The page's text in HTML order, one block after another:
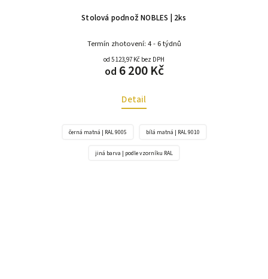
Stolová podnož NOBLES | 2ks
Termín zhotovení: 4 - 6 týdnů
od 5 123,97 Kč bez DPH
od 6 200 Kč
Detail
černá matná | RAL 9005 bílá matná | RAL 9010
jiná barva | podle vzorníku RAL